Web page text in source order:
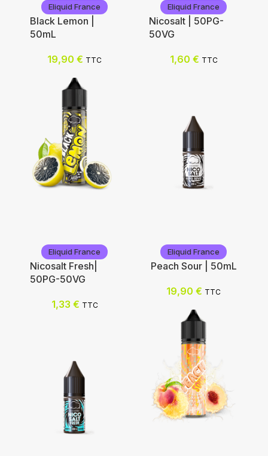
Eliquid France
Black Lemon |
50mL
19,90 € TTC
Eliquid France
Nicosalt | 50PG-
50VG
1,60 € TTC
Ajouter au panier
Eliquid France
Nicosalt Fresh|
50PG-50VG
1,33 € TTC
Eliquid France
Peach Sour | 50mL
19,90 € TTC